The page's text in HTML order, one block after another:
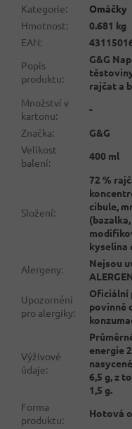
Kategorie:
Omáčky
Hmotnost:
0.681 kg
EAN:
Popis
produktu:
G&G
rajčat a
Množství v
kartonu:
-
Značka:
G&G
Velikost
balení:
400 ml
Složení:
72 %
cibule,
kyselina
Alergeny:
Nejsou
Upozornění
pro alergiky:
Oficiální
povinně
Výživové
údaje:
energie
6,5 g, z
1,5 g.
Forma
produktu:
Hotová